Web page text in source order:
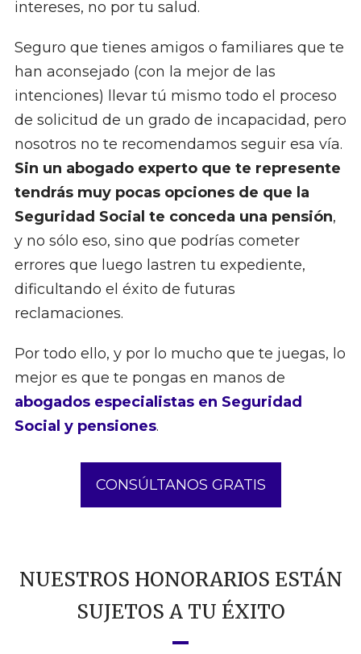
intereses, no por tu salud.
Seguro que tienes amigos o familiares que te
han aconsejado (con la mejor de las
intenciones) llevar tú mismo todo el proceso
de solicitud de un grado de incapacidad, pero
nosotros no te recomendamos seguir esa vía.
Sin un abogado experto que te represente
tendrás muy pocas opciones de que la
Seguridad Social te conceda una pensión,
y no sólo eso, sino que podrías cometer
errores que luego lastren tu expediente,
dificultando el éxito de futuras
reclamaciones.
Por todo ello, y por lo mucho que te juegas, lo
mejor es que te pongas en manos de
abogados especialistas en Seguridad
Social y pensiones.
CONSÚLTANOS GRATIS
NUESTROS HONORARIOS ESTÁN
SUJETOS A TU ÉXITO